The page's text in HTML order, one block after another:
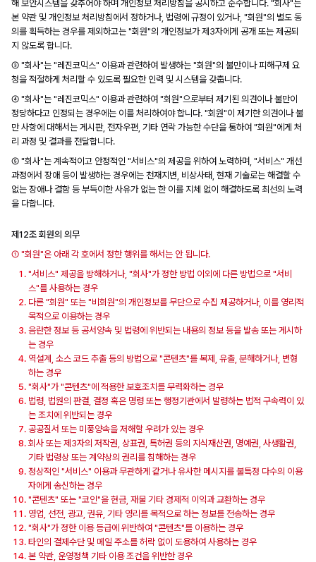
해 보안시스템을 갖추어야 하며 개인정보 처리방침을 공시하고 준수합니다. "회사"는
본 약관 및 개인정보 처리방침에서 정하거나, 법령에 규정이 있거나, "회원"의 별도 동
의를 획득하는 경우를 제외하고는 "회원"의 개인정보가 제3자에게 공개 또는 제공되
지 않도록 합니다.
③ "회사"는 "레진코믹스" 이용과 관련하여 발생하는 "회원"의 불만이나 피해구제 요
청을 적절하게 처리할 수 있도록 필요한 인력 및 시스템을 갖춥니다.
④ "회사"는 "레진코믹스" 이용과 관련하여 "회원"으로부터 제기된 의견이나 불만이
정당하다고 인정되는 경우에는 이를 처리하여야 합니다. "회원"이 제기한 의견이나 불
만 사항에 대해서는 게시판, 전자우편, 기타 연락 가능한 수단을 통하여 "회원"에게 처
리 과정 및 결과를 전달합니다.
⑤ "회사"는 계속적이고 안정적인 "서비스"의 제공을 위하여 노력하며, "서비스" 개선
과정에서 장애 등이 발생하는 경우에는 천재지변, 비상사태, 현재 기술로는 해결할 수
없는 장애나 결함 등 부득이한 사유가 없는 한 이를 지체 없이 해결하도록 최선의 노력
을 다합니다.
제12조 회원의 의무
① "회원"은 아래 각 호에서 정한 행위를 해서는 안 됩니다.
"서비스" 제공을 방해하거나, "회사"가 정한 방법 이외에 다른 방법으로 "서비
스"를 사용하는 경우
다른 "회원" 또는 "비회원"의 개인정보를 무단으로 수집 제공하거나, 이를 영리적
목적으로 이용하는 경우
음란한 정보 등 공서양속 및 법령에 위반되는 내용의 정보 등을 발송 또는 게시하
는 경우
역설계, 소스 코드 추출 등의 방법으로 "콘텐츠"를 복제, 유출, 분해하거나, 변형
하는 경우
"회사"가 "콘텐츠"에 적용한 보호조치를 무력화하는 경우
법령, 법원의 판결, 결정 혹은 명령 또는 행정기관에서 발령하는 법적 구속력이 있
는 조치에 위반되는 경우
공공질서 또는 미풍양속을 저해할 우려가 있는 경우
회사 또는 제3자의 저작권, 상표권, 특허권 등의 지식재산권, 명예권, 사생활권,
기타 법령상 또는 계약상의 권리를 침해하는 경우
정상적인 "서비스" 이용과 무관하게 같거나 유사한 메시지를 불특정 다수의 이용
자에게 송신하는 경우
"콘텐츠" 또는 "코인"을 현금, 재물 기타 경제적 이익과 교환하는 경우
영업, 선전, 광고, 권유, 기타 영리를 목적으로 하는 정보를 전송하는 경우
"회사"가 정한 이용 등급에 위반하여 "콘텐츠"를 이용하는 경우
타인의 결제수단 및 메일 주소를 허락 없이 도용하여 사용하는 경우
본 약관, 운영정책 기타 이용 조건을 위반한 경우